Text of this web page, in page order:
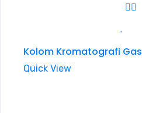
Kolom Kromatografi Gas
Quick View